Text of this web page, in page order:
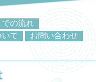
での流れ
て
お問い合わせ